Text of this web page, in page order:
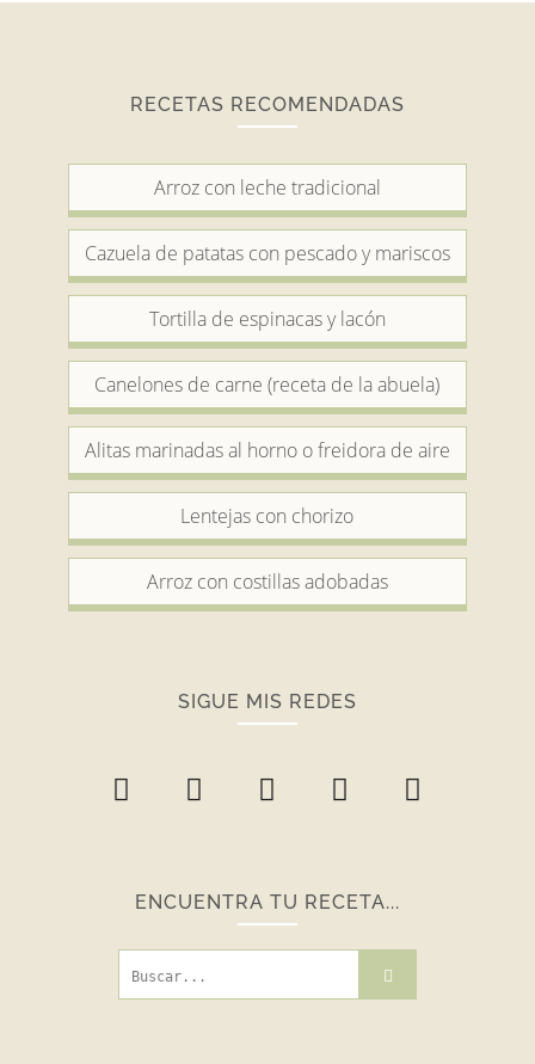
RECETAS RECOMENDADAS
Arroz con leche tradicional
Cazuela de patatas con pescado y mariscos
Tortilla de espinacas y lacón
Canelones de carne (receta de la abuela)
Alitas marinadas al horno o freidora de aire
Lentejas con chorizo
Arroz con costillas adobadas
SIGUE MIS REDES
ENCUENTRA TU RECETA...